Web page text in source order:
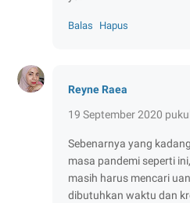
Balas Hapus
Reyne Raea
19 September 2020
Sebenarnya yang
masa pandemi seperti
masih harus mencari
dibutuhkan waktu dan